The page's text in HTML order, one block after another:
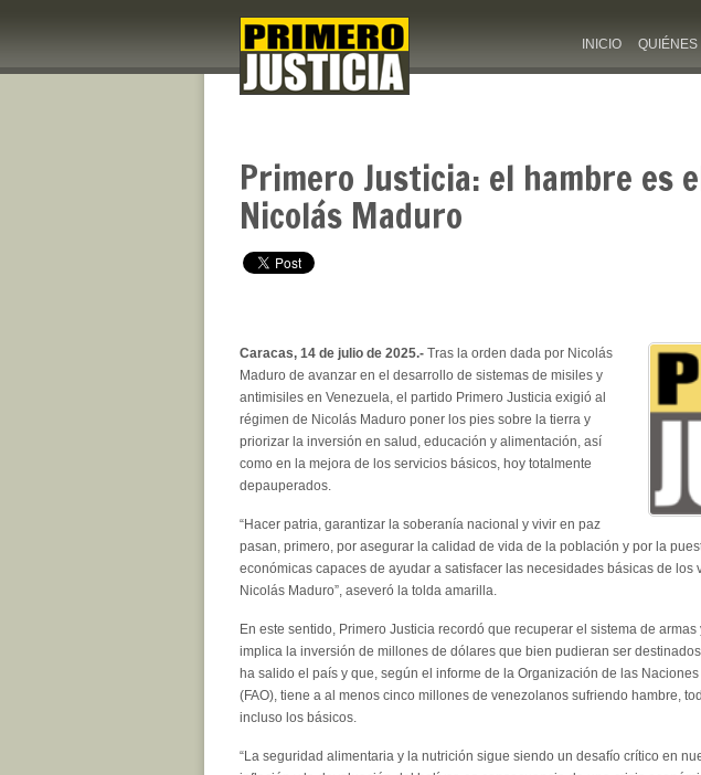
INICIO QUIÉNES
Primero Justicia: el hambre es
Nicolás Maduro
Caracas, 14 de julio de 2025.- Tras la orden dada por Nicolás
Maduro de avanzar en el desarrollo de sistemas de misiles y
antimisiles en Venezuela, el partido Primero Justicia exigió al
régimen de Nicolás Maduro poner los pies sobre la tierra y
priorizar la inversión en salud, educación y alimentación, así
como en la mejora de los servicios básicos, hoy totalmente
depauperados.
“Hacer patria, garantizar la soberanía nacional y vivir en paz
pasan, primero, por asegurar la calidad de vida de la población y por la
económicas capaces de ayudar a satisfacer las necesidades básicas de
Nicolás Maduro”, aseveró la tolda amarilla.
En este sentido, Primero Justicia recordó que recuperar el sistema de
implica la inversión de millones de dólares que bien pudieran ser
ha salido el país y que, según el informe de la Organización de las
(FAO), tiene a al menos cinco millones de venezolanos sufriendo hambre,
incluso los básicos.
“La seguridad alimentaria y la nutrición sigue siendo un desafío crítico en